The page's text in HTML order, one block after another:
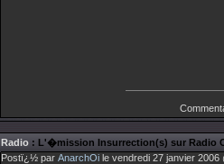
Radio : L'�mission Insurrection(s) sur Radio
Postï¿½ par AnarchOi le vendredi 27 janvier 2006